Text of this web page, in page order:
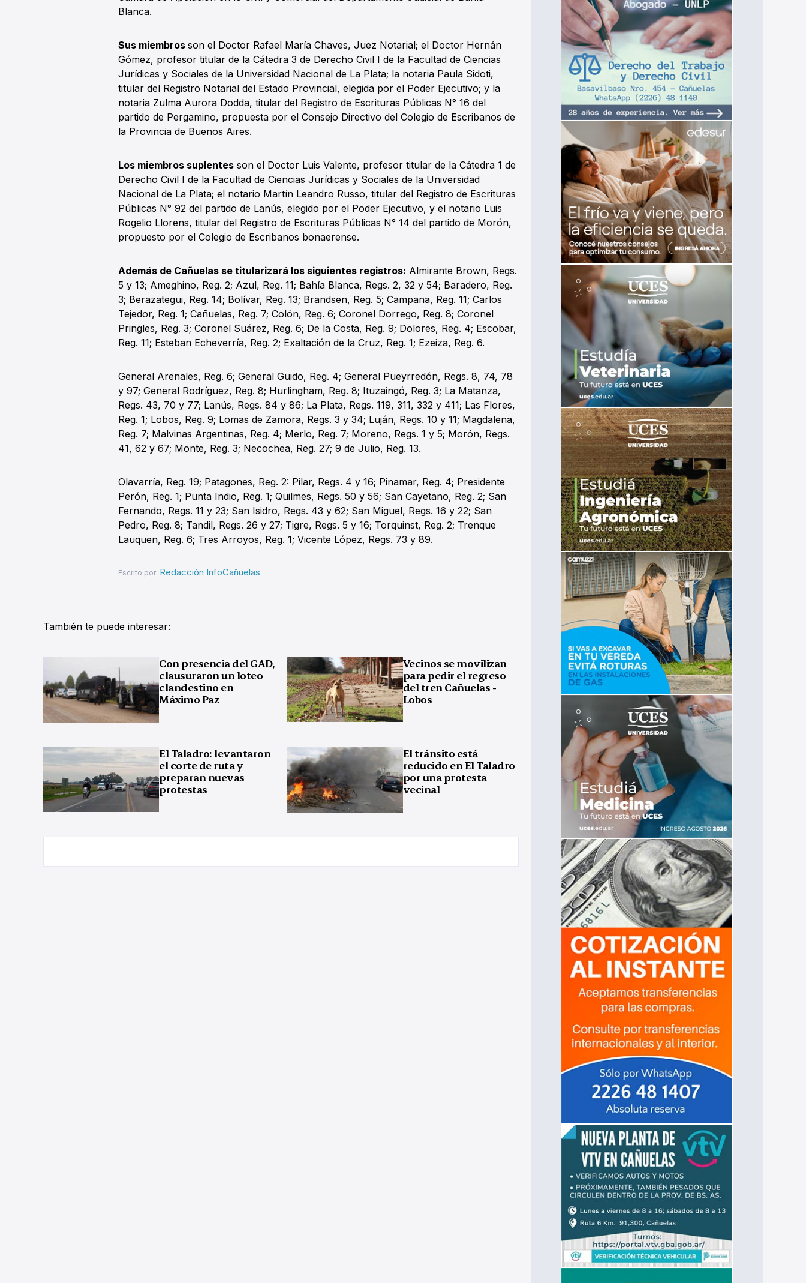
Blanca.
Sus miembros son el Doctor Rafael María Chaves, Juez Notarial; el Doctor Hernán
Gómez, profesor titular de la Cátedra 3 de Derecho Civil I de la Facultad de Ciencias
Jurídicas y Sociales de la Universidad Nacional de La Plata; la notaria Paula Sidoti,
titular del Registro Notarial del Estado Provincial, elegida por el Poder Ejecutivo; y la
notaria Zulma Aurora Dodda, titular del Registro de Escrituras Públicas N° 16 del
partido de Pergamino, propuesta por el Consejo Directivo del Colegio de Escribanos de
la Provincia de Buenos Aires.
Los miembros suplentes son el Doctor Luis Valente, profesor titular de la Cátedra 1 de
Derecho Civil I de la Facultad de Ciencias Jurídicas y Sociales de la Universidad
Nacional de La Plata; el notario Martín Leandro Russo, titular del Registro de Escrituras
Públicas N° 92 del partido de Lanús, elegido por el Poder Ejecutivo, y el notario Luis
Rogelio Llorens, titular del Registro de Escrituras Públicas N° 14 del partido de Morón,
propuesto por el Colegio de Escribanos bonaerense.
Además de Cañuelas se titularizará los siguientes registros: Almirante Brown, Regs.
5 y 13; Ameghino, Reg. 2; Azul, Reg. 11; Bahía Blanca, Regs. 2, 32 y 54; Baradero, Reg.
3; Berazategui, Reg. 14; Bolívar, Reg. 13; Brandsen, Reg. 5; Campana, Reg. 11; Carlos
Tejedor, Reg. 1; Cañuelas, Reg. 7; Colón, Reg. 6; Coronel Dorrego, Reg. 8; Coronel
Pringles, Reg. 3; Coronel Suárez, Reg. 6; De la Costa, Reg. 9; Dolores, Reg. 4; Escobar,
Reg. 11; Esteban Echeverría, Reg. 2; Exaltación de la Cruz, Reg. 1; Ezeiza, Reg. 6.
General Arenales, Reg. 6; General Guido, Reg. 4; General Pueyrredón, Regs. 8, 74, 78
y 97; General Rodríguez, Reg. 8; Hurlingham, Reg. 8; Ituzaingó, Reg. 3; La Matanza,
Regs. 43, 70 y 77; Lanús, Regs. 84 y 86; La Plata, Regs. 119, 311, 332 y 411; Las Flores,
Reg. 1; Lobos, Reg. 9; Lomas de Zamora, Regs. 3 y 34; Luján, Regs. 10 y 11; Magdalena,
Reg. 7; Malvinas Argentinas, Reg. 4; Merlo, Reg. 7; Moreno, Regs. 1 y 5; Morón, Regs.
41, 62 y 67; Monte, Reg. 3; Necochea, Reg. 27; 9 de Julio, Reg. 13.
Olavarría, Reg. 19; Patagones, Reg. 2: Pilar, Regs. 4 y 16; Pinamar, Reg. 4; Presidente
Perón, Reg. 1; Punta Indio, Reg. 1; Quilmes, Regs. 50 y 56; San Cayetano, Reg. 2; San
Fernando, Regs. 11 y 23; San Isidro, Regs. 43 y 62; San Miguel, Regs. 16 y 22; San
Pedro, Reg. 8; Tandil, Regs. 26 y 27; Tigre, Regs. 5 y 16; Torquinst, Reg. 2; Trenque
Lauquen, Reg. 6; Tres Arroyos, Reg. 1; Vicente López, Regs. 73 y 89.
Escrito por: Redacción InfoCañuelas
También te puede interesar:
Con presencia del GAD,
clausuraron un loteo
clandestino en
Máximo Paz
Vecinos se movilizan
para pedir el regreso
del tren Cañuelas -
Lobos
El Taladro: levantaron
el corte de ruta y
preparan nuevas
protestas
El tránsito está
reducido en El Taladro
por una protesta
vecinal